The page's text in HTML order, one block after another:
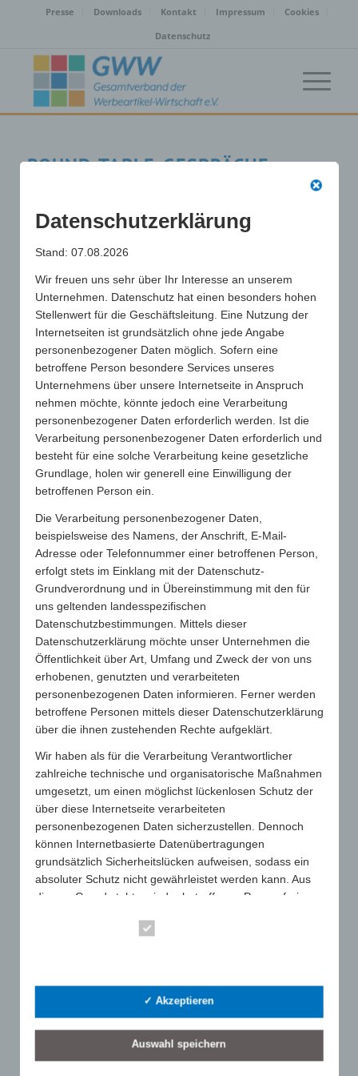
Presse Downloads Kontakt Impressum
Cookies
Datenschutz
ROUND-TABLE-GESPRÄCHE
fördern und somit die Zusammenarbeit der Berater und
Lieferanten zu stärken, versammelt der GWW Berater und
hinaus zu intensivieren, lädt der Gesamtverband unter Leitung
von Ralf Hesse in unregelmäßigen Abständen zu regionalen
Round-Table-Gesprächen ein. Die Gesprächsrunden sollen dazu
dienen, Geschäftspartnern weiterreichende Einblicke in die
eigene Tagesarbeit und die damit verbundenen
Problemstellungen zu gewähren, um da, wo möglich,
gemeinsam Lösungen zu entwickeln und miteinander die
Vertriebsschiene im Wettbewerb um den gemeinsamen
Endkunden zu stärken.
Die Treffen werden als überschaubare Runde mit nur wenigen
Teilnehmern – allesamt Geschäftsführer und Entscheider –
geplant, damit sich tatsächlich alle Anwesenden konstruktiv
einbringen können. Aktuelle Marktbedingungen, der Umgang
mit Herausforderungen und die allgemeine Situation rund um
den Werbeartikel stehen bei den offenen und ungezwungenen
Gesprächen im Vordergrund.
GWW-NEWSWEEK
TREND
GWW Round Table
Branchenevents
SUCHE
LETZTE BEITRÄGE
GWW macht Druck bei der Werbeartikelbesteuerung 1. Juni 2026
Datenschutzerklärung
Stand: 07.08.2026
Wir freuen uns sehr über Ihr Interesse an unserem
Unternehmen. Datenschutz hat einen besonders hohen
Stellenwert für die Geschäftsleitung. Eine Nutzung der
Internetseiten ist grundsätzlich ohne jede Angabe
personenbezogener Daten möglich. Sofern eine
betroffene Person besondere Services unseres
Unternehmens über unsere Internetseite in Anspruch
nehmen möchte, könnte jedoch eine Verarbeitung
personenbezogener Daten erforderlich werden. Ist die
Verarbeitung personenbezogener Daten erforderlich und
besteht für eine solche Verarbeitung keine gesetzliche
Grundlage, holen wir generell eine Einwilligung der
betroffenen Person ein.
Die Verarbeitung personenbezogener Daten,
beispielsweise des Namens, der Anschrift, E-Mail-
Adresse oder Telefonnummer einer betroffenen Person,
erfolgt stets im Einklang mit der Datenschutz-
Grundverordnung und in Übereinstimmung mit den für
uns geltenden landesspezifischen
Datenschutzbestimmungen. Mittels dieser
Datenschutzerklärung möchte unser Unternehmen die
Öffentlichkeit über Art, Umfang und Zweck der von uns
erhobenen, genutzten und verarbeiteten
personenbezogenen Daten informieren. Ferner werden
betroffene Personen mittels dieser Datenschutzerklärung
über die ihnen zustehenden Rechte aufgeklärt.
Wir haben als für die Verarbeitung Verantwortlicher
zahlreiche technische und organisatorische Maßnahmen
umgesetzt, um einen möglichst lückenlosen Schutz der
über diese Internetseite verarbeiteten
personenbezogenen Daten sicherzustellen. Dennoch
können Internetbasierte Datenübertragungen
grundsätzlich Sicherheitslücken aufweisen, sodass ein
absoluter Schutz nicht gewährleistet werden kann. Aus
diesem Grund steht es jeder betroffenen Person frei,
beispielsweise telefonisch, an uns zu übermitteln.
Die Datenschutzerklärung beruht auf den
Begrifflichkeiten, die durch den Europäischen Richtlinien-
und Verordnungsgeber beim Erlass der Datenschutz-
✓ Akzeptieren
Auswahl speichern